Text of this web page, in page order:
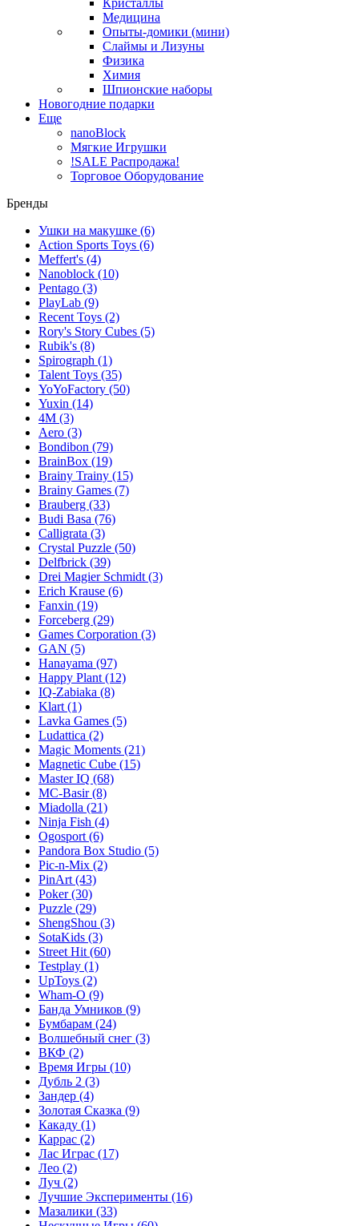
Кристаллы
Медицина
Опыты-домики (мини)
Слаймы и Лизуны
Физика
Химия
Шпионские наборы
Новогодние подарки
Еще
nanoBlock
Мягкие Игрушки
!SALE Распродажа!
Торговое Оборудование
Бренды
Ушки на макушке (6)
Action Sports Toys (6)
Meffert's (4)
Nanoblock (10)
Pentago (3)
PlayLab (9)
Recent Toys (2)
Rory's Story Cubes (5)
Rubik's (8)
Spirograph (1)
Talent Toys (35)
YoYoFactory (50)
Yuxin (14)
4M (3)
Aero (3)
Bondibon (79)
BrainBox (19)
Brainy Trainy (15)
Brainy Games (7)
Brauberg (33)
Budi Basa (76)
Calligrata (3)
Crystal Puzzle (50)
Delfbrick (39)
Drei Magier Schmidt (3)
Erich Krause (6)
Fanxin (19)
Forceberg (29)
Games Corporation (3)
GAN (5)
Hanayama (97)
Happy Plant (12)
IQ-Zabiaka (8)
Klart (1)
Lavka Games (5)
Ludattica (2)
Magic Moments (21)
Magnetic Cube (15)
Master IQ (68)
MC-Basir(8)
Miadolla (21)
Ninja Fish (4)
Ogosport (6)
Pandora Box Studio (5)
Pic-n-Mix (2)
PinArt (43)
Poker(30)
Puzzle (29)
ShengShou (3)
SotaKids (3)
Street Hit (60)
Testplay (1)
UpToys (2)
Wham-O (9)
Банда Умников (9)
Бумбарам (24)
Волшебный снег (3)
ВКФ (2)
Время Игры (10)
Дубль 2 (3)
Зандер (4)
Золотая Сказка (9)
Какаду (1)
Каррас (2)
Лас Играс (17)
Лео (2)
Луч (2)
Лучшие Эксперименты (16)
Мазалики (33)